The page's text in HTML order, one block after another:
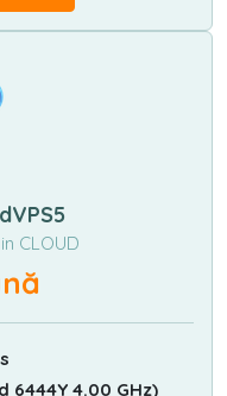
CLOUD
6444Y 4.00 GHz)